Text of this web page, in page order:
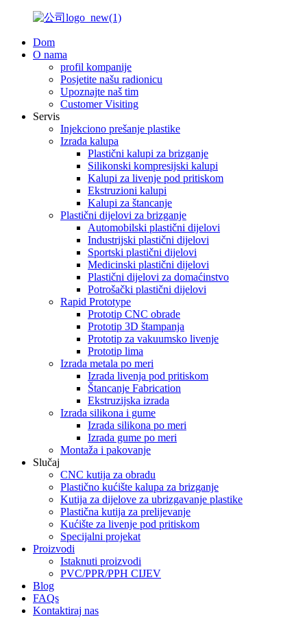
Dom
O nama
profil kompanije
Posjetite našu radionicu
Upoznajte naš tim
Customer Visiting
Servis
Injekciono prešanje plastike
Izrada kalupa
Plastični kalupi za brizganje
Silikonski kompresijski kalupi
Kalupi za livenje pod pritiskom
Ekstruzioni kalupi
Kalupi za štancanje
Plastični dijelovi za brizganje
Automobilski plastični dijelovi
Industrijski plastični dijelovi
Sportski plastični dijelovi
Medicinski plastični dijelovi
Plastični dijelovi za domaćinstvo
Potrošački plastični dijelovi
Rapid Prototype
Prototip CNC obrade
Prototip 3D štampanja
Prototip za vakuumsko livenje
Prototip lima
Izrada metala po meri
Izrada livenja pod pritiskom
Štancanje Fabrication
Ekstruzijska izrada
Izrada silikona i gume
Izrada silikona po meri
Izrada gume po meri
Montaža i pakovanje
Slučaj
CNC kutija za obradu
Plastično kućište kalupa za brizganje
Kutija za dijelove za ubrizgavanje plastike
Plastična kutija za prelijevanje
Kućište za livenje pod pritiskom
Specijalni projekat
Proizvodi
Istaknuti proizvodi
PVC/PPR/PPH CIJEV
Blog
FAQs
Kontaktiraj nas